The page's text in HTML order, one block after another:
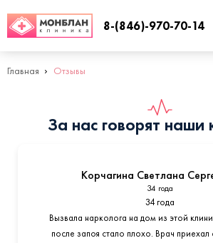
8-(846)-970-70-14
Главная Отзывы
За нас говорят наши
Корчагина Светлана
34 года
34 года
Вызвала нарколога на дом из этой
после запоя стало плохо. Врач приехал